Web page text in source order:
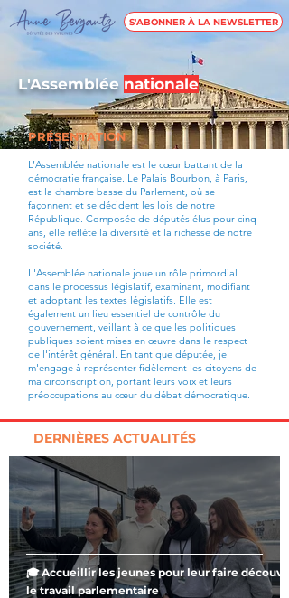
S'ABONNER À LA NEWSLETTER
PRÉSENTATION
L’Assemblée nationale est le cœur battant de la
démocratie française. Le Palais Bourbon, à Paris,
est la chambre basse du Parlement, où se
façonnent et se décident les lois de notre
République. Composée de députés élus pour cinq
ans, elle reflète la diversité et la richesse de notre
société.
L'Assemblée nationale joue un rôle primordial
dans le processus législatif, examinant, modifiant
et adoptant les textes législatifs. Elle est
également un lieu essentiel de contrôle du
gouvernement, veillant à ce que les politiques
publiques soient mises en œuvre dans le respect
de l'intérêt général. En tant que députée, je
m'engage à représenter fidèlement les citoyens de
ma circonscription, portant leurs voix et leurs
préoccupations au cœur du débat démocratique.
L'Assemblée nationale
DERNIÈRES ACTUALITÉS
🎓 Accueillir les jeunes pour leur faire découvrir
le travail parlementaire